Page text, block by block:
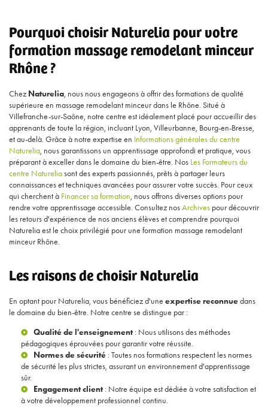
Pourquoi choisir Naturelia pour votre
formation massage remodelant minceur
Rhône ?
ChezNaturelia, nous nous engageons à offrir des formations de qualité
supérieure en massage remodelant minceur dans le Rhône. Situé à
Villefranche-sur-Saône, notre centre est idéalement placé pour accueillir des
apprenants de toute la région, incluant Lyon, Villeurbanne, Bourg-en-Bresse,
et au-delà. Grâce à notre expertise en Informations générales du centre
Naturelia, nous garantissons un apprentissage approfondi et pratique, vous
préparant à exceller dans le domaine du bien-être. Nos Les Formateurs du
centre Natureliasont des experts passionnés, prêts à partager leurs
connaissances et techniques avancées pour assurer votre succès. Pour ceux
qui cherchent à Financer sa formation, nous offrons diverses options pour
rendre votre apprentissage accessible. Consultez nosArchives pour découvrir
les retours d'expérience de nos anciens élèves et comprendre pourquoi
Naturelia est le choix privilégié pour une formation massage remodelant
minceur Rhône.
Les raisons de choisir Naturelia
En optant pour Naturelia, vous bénéficiez d'une expertise reconnuedans
le domaine du bien-être. Notre centre se distingue par :
Qualité de l'enseignement : Nous utilisons des méthodes
pédagogiques éprouvées pour garantir votre réussite.
Normes de sécurité : Toutes nos formations respectent les normes
de sécurité les plus strictes, assurant un environnement d'apprentissage
sûr.
Engagement client : Notre équipe est dédiée à votre satisfaction et
à votre développement professionnel continu.